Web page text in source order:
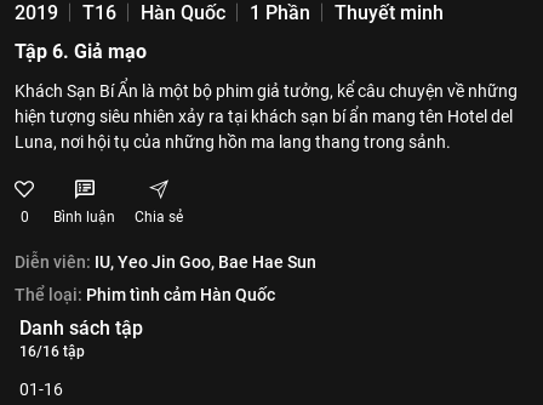
2019 T16 Hàn Quốc 1 Phần
Thuyết minh
Tập 6. Giả mạo
Khách Sạn Bí Ẩn là một bộ phim giả tưởng, kể câu chuyện về những
hiện tượng siêu nhiên xảy ra tại khách sạn bí ẩn mang tên Hotel del
Luna, nơi hội tụ của những hồn ma lang thang trong sảnh.
0 Bình luận Chia sẻ
Diễn viên: IU,Yeo Jin Goo, Bae Hae Sun
Thể loại: Phim tình cảm Hàn Quốc
Danh sách tập
16/16 tập
01-16